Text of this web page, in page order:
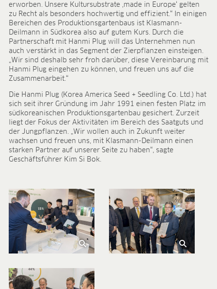
UNTERNEHMEN
Über uns
Standorte
Zahlen & Fakten
Nachhaltigkeit
Forschung & Entwicklung
Qualität & Zertifikate
Liefersicherheit
Kontakt
KARRIERE
Stellenangebote
Benefits
Entwicklungsprogramme
Kontakt
MEDIATHEK
Anwendungsvideos
Virtual Reality Videos
Produktblätter
Broschüren
erworben. Unsere Kultursubstrate ‚made in Europe‘ gelten
zu Recht als besonders hochwertig und effizient.“ In einigen
Bereichen des Produktionsgartenbaus ist Klasmann-
Deilmann in Südkorea also auf gutem Kurs. Durch die
Partnerschaft mit Hanmi Plug will das Unternehmen nun
auch verstärkt in das Segment der Zierpflanzen einsteigen.
„Wir sind deshalb sehr froh darüber, diese Vereinbarung mit
Hanmi Plug eingehen zu können, und freuen uns auf die
Zusammenarbeit.“
Die Hanmi Plug (Korea America Seed + Seedling Co. Ltd.) hat
sich seit ihrer Gründung im Jahr 1991 einen festen Platz im
südkoreanischen Produktionsgartenbau gesichert. Zurzeit
liegt der Fokus der Aktivitäten im Bereich des Saatguts und
der Jungpflanzen. „Wir wollen auch in Zukunft weiter
wachsen und freuen uns, mit Klasmann-Deilmann einen
starken Partner auf unserer Seite zu haben“, sagte
Geschäftsführer Kim Si Bok.